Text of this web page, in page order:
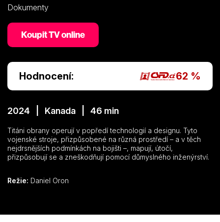
Dokumenty
Koupit TV online
Hodnocení: 62 %
2024 | Kanada | 46 min
Titáni obrany operují v popředí technologií a designu. Tyto
vojenské stroje, přizpůsobené na různá prostředí – a v těch
nejdrsnějších podmínkách na bojišti –, mapují, útočí,
přizpůsobují se a zneškodňují pomocí důmyslného inženýrství.
Režie: Daniel Oron